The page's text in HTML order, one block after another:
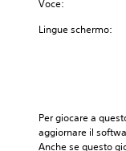
Voce:
Lingue schermo:
Per giocare a
aggiornare il
Anche se questo